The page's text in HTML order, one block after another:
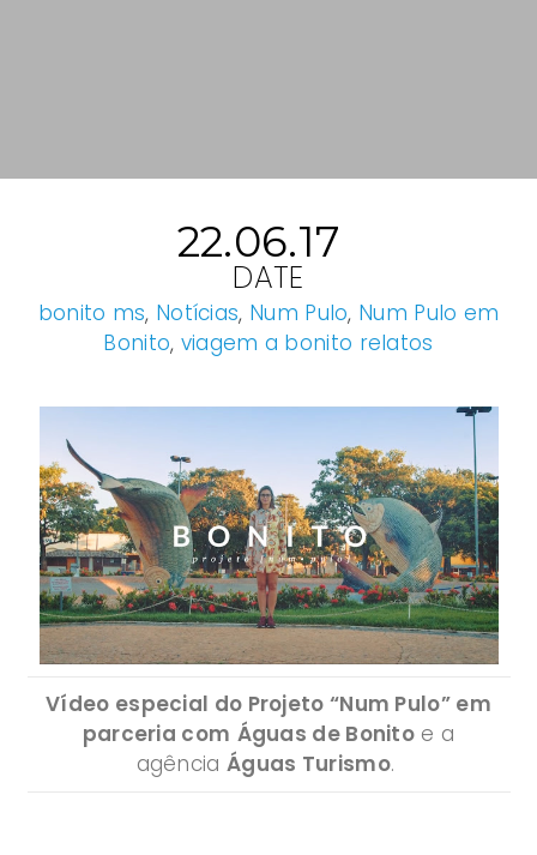
22.06.17
DATE
bonito ms, Notícias, Num Pulo, Num Pulo em
Bonito, viagem a bonito relatos
Vídeo especial do Projeto “Num Pulo” em
parceria com Águas de Bonito e a
agência Águas Turismo.